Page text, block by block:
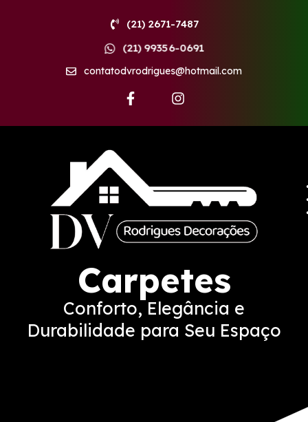
(21) 2671-7487
(21) 99356-0691
contatodvrodrigues@hotmail.com
F
a
e
o
k
I
n
t
a
Carpetes
Conforto, Elegância e
Durabilidade para Seu Espaço